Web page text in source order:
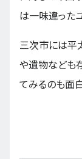
は一味違った
三次市には平
や遺物なども
てみるのも面